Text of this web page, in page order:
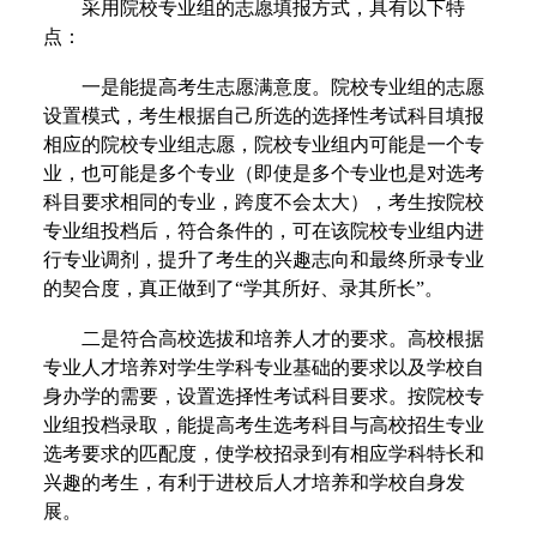
采用院校专业组的志愿填报方式，具有以下特
点：
一是能提高考生志愿满意度。院校专业组的志愿
设置模式，考生根据自己所选的选择性考试科目填报
相应的院校专业组志愿，院校专业组内可能是一个专
业，也可能是多个专业（即使是多个专业也是对选考
科目要求相同的专业，跨度不会太大），考生按院校
专业组投档后，符合条件的，可在该院校专业组内进
行专业调剂，提升了考生的兴趣志向和最终所录专业
的契合度，真正做到了“学其所好、录其所长”。
二是符合高校选拔和培养人才的要求。高校根据
专业人才培养对学生学科专业基础的要求以及学校自
身办学的需要，设置选择性考试科目要求。按院校专
业组投档录取，能提高考生选考科目与高校招生专业
选考要求的匹配度，使学校招录到有相应学科特长和
兴趣的考生，有利于进校后人才培养和学校自身发
展。